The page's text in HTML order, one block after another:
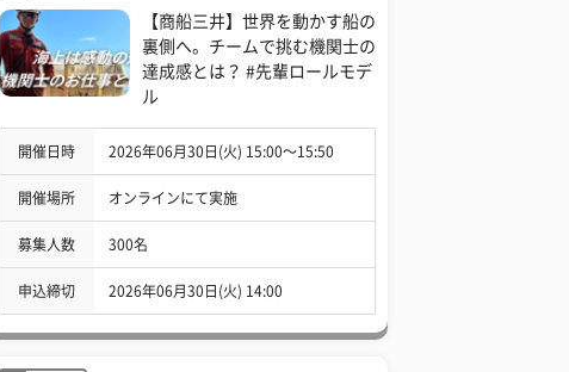
【商船三井】世界を動かす船の
裏側へ。チームで挑む機関士の
達成感とは？ #先輩ロールモデ
ル
開催日時 2026年06月30日(火) 15:00〜15:50
開催場所 オンラインにて実施
募集人数 300名
申込締切 2026年06月30日(火) 14:00